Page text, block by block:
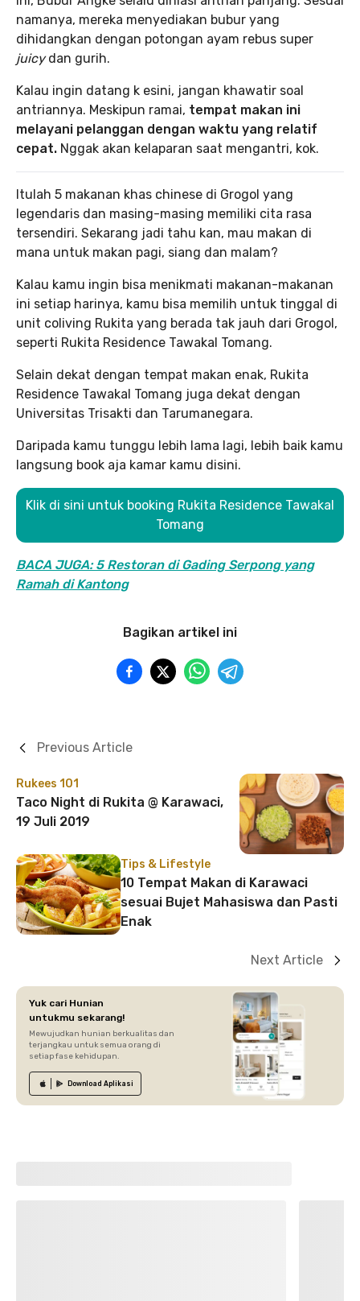
namanya, mereka menyediakan bubur yang
dihidangkan dengan potongan ayam rebus super
juicydan gurih.
Kalau ingin datang k esini, jangan khawatir soal
antriannya. Meskipun ramai, tempat makan ini
melayani pelanggan dengan waktu yang relatif
cepat. Nggak akan kelaparan saat mengantri, kok.
Itulah 5 makanan khas chinese di Grogol yang
legendaris dan masing-masing memiliki cita rasa
tersendiri. Sekarang jadi tahu kan, mau makan di
mana untuk makan pagi, siang dan malam?
Kalau kamu ingin bisa menikmati makanan-makanan
ini setiap harinya, kamu bisa memilih untuk tinggal di
unit coliving Rukita yang berada tak jauh dari Grogol,
seperti Rukita Residence Tawakal Tomang.
Selain dekat dengan tempat makan enak, Rukita
Residence Tawakal Tomang juga dekat dengan
Universitas Trisakti dan Tarumanegara.
Daripada kamu tunggu lebih lama lagi, lebih baik kamu
langsung book aja kamar kamu disini.
Klik di sini untuk booking Rukita Residence Tawakal
Tomang
BACA JUGA: 5 Restoran di Gading Serpong yang
Ramah di Kantong
Bagikan artikel ini
Rukees 101
Taco Night di Rukita @ Karawaci,
19 Juli 2019
Previous Article
Tips & Lifestyle
10 Tempat Makan di Karawaci
sesuai Bujet Mahasiswa dan Pasti
Enak
Next Article
Yuk cari Hunian
untukmu sekarang!
Mewujudkan hunian berkualitas dan
terjangkau untuk semua orang di
setiap fase kehidupan.
Download Aplikasi